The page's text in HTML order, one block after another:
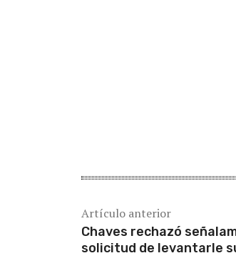
Artículo anterior
Chaves rechazó
solicitud de levantarle